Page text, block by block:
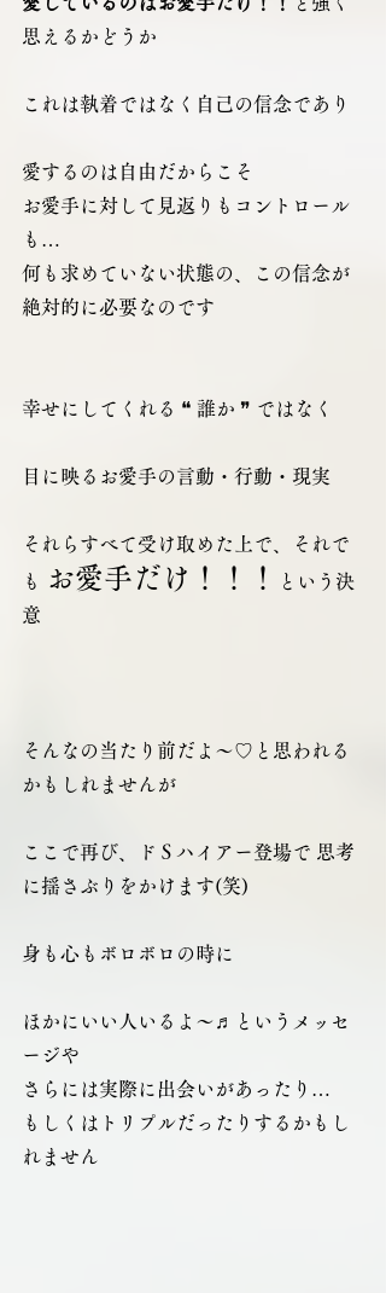
思えるかどうか
これは執着ではなく自己の信念であり
愛するのは自由だからこそ
お愛手に対して見返りもコントロール
も…
何も求めていない状態の、この信念が
絶対的に必要なのです
幸せにしてくれる ❝ 誰か ❞ ではなく
目に映るお愛手の言動・行動・現実
それらすべて受け取めた上で、それで
も
お愛手だけ！！！
という決
意
そんなの当たり前だよ～♡と思われる
かもしれませんが
ここで再び、ドＳハイアー登場で 思考
に揺さぶりをかけます(笑)
身も心もボロボロの時に
ほかにいい人いるよ～♬というメッセ
ージや
さらには実際に出会いがあったり…
もしくはトリプルだったりするかもし
れません